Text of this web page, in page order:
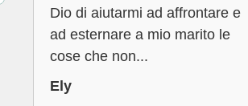
Dio di aiutarmi ad affrontare e
ad esternare a mio marito le
cose che non...
Ely